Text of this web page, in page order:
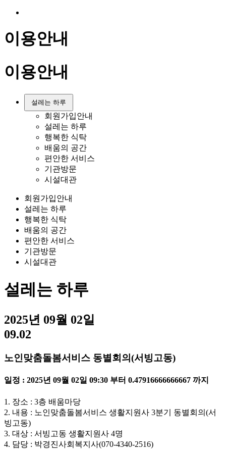
이용안내
이용안내
설레는 하루
회원가입안내
설레는 하루
행복한 식탁
배움의 공간
편안한 서비스
기관방문
시설대관
회원가입안내
설레는 하루
행복한 식탁
배움의 공간
편안한 서비스
기관방문
시설대관
설레는 하루
2025년 09월 02일
09.02
노인맞춤돌봄서비스 동별회의(서빙고동)
일정 : 2025년 09월 02일 09:30 부터 0.47916666666667 까지
1. 장소 : 3층 배움마당
2. 내용 : 노인맞춤돌봄서비스 생활지원사 3분기 동별회의(서
빙고동)
3. 대상 : 서빙고동 생활지원사 4명
4. 담당 : 박경진사회복지사(070-4340-2516)